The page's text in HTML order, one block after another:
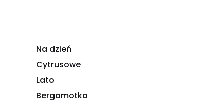
Na dzień
Cytrusowe
Lato
Bergamotka